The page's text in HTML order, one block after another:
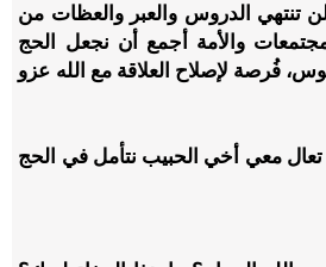
تنتهي الدروس والعبر والعظات من
ومجتمعات والأمة أجمع أن نجعل الحج
فُرصة لإصلاح العلاقة مع الله عزو
تعال معي أخي الحبيب نتأمل في الحج